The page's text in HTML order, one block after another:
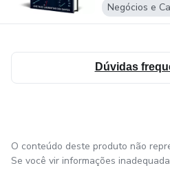
Dúvidas
O conteúdo deste produto não
Se você vir informações